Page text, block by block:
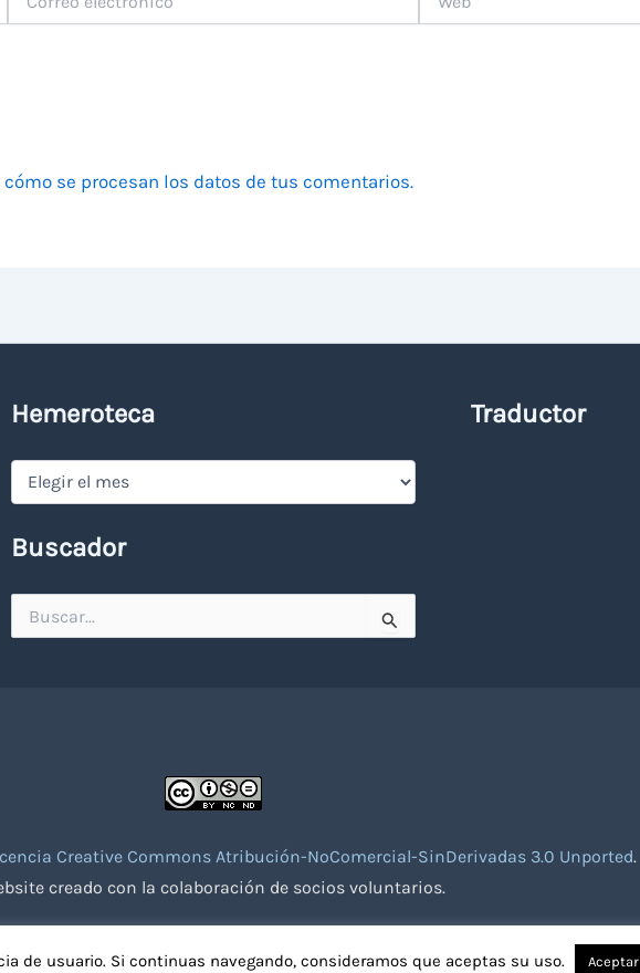
electrónico
cómo se procesan los datos de tus comentarios.
Hemeroteca
Hemeroteca
Buscador
por:
Traductor
Creative Commons Atribución-NoComercial-SinDerivadas 3.0 Unported.
creado con la colaboración de socios voluntarios.
de usuario. Si continuas navegando, consideramos que aceptas su uso. Aceptar